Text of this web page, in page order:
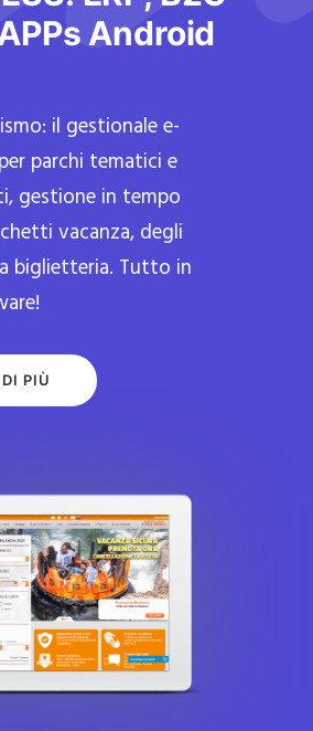
Android
il gestionale e-
parchi tematici e
gestione in tempo
vacanza, degli
biglietteria. Tutto in
PIÙ